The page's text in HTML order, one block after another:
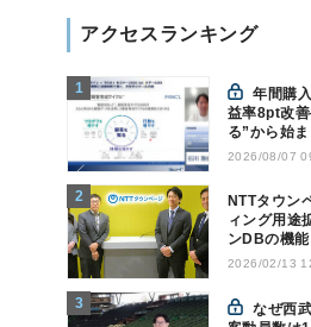
アクセスランキング
年間購入金額20%増、利
益率8pt改
る”から始
の通販変革
2026/08/07
NTTタウン
ィング用途
ンDBの機
いとは
2026/02/13
なぜ西武ライオンズの観